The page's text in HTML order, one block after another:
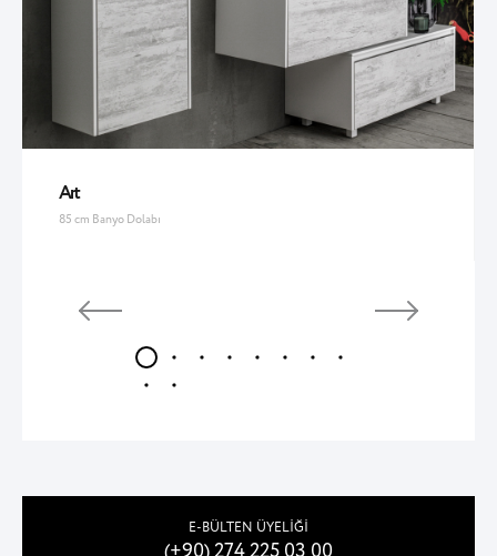
Art
85 cm Banyo Dolabı
E-BÜLTEN ÜYELİĞİ